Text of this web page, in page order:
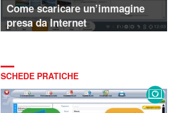
Come scaricare un’immagine
presa da Internet
SCHEDE PRATICHE